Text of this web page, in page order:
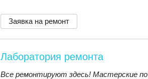
Заявка на ремонт
Лаборатория ремонта
Все ремонтируют здесь! Мастерские по